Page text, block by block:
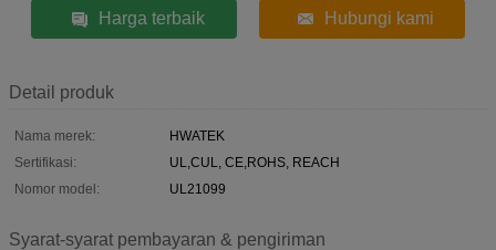
Harga terbaik Hubungi kami
Detail produk
Nama merek:
HWATEK
Sertifikasi:
UL,CUL, CE,ROHS, REACH
Nomor model:
UL21099
Syarat-syarat pembayaran & pengiriman